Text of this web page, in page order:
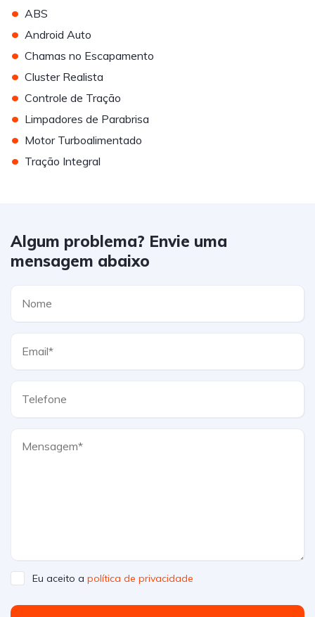
• ABS
• Android Auto
• Chamas no Escapamento
• Cluster Realista
• Controle de Tração
• Limpadores de Parabrisa
• Motor Turboalimentado
• Tração Integral
Algum problema? Envie uma
mensagem abaixo
Eu aceito a política de privacidade